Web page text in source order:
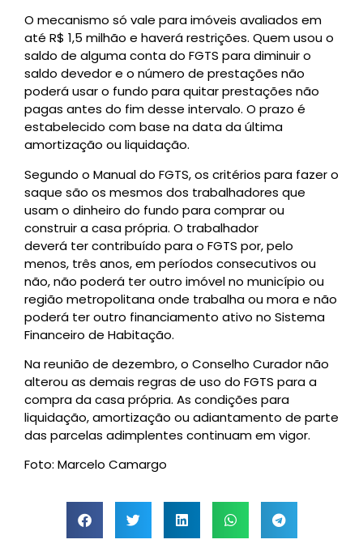
O mecanismo só vale para imóveis avaliados em
até R$ 1,5 milhão e haverá restrições. Quem usou o
saldo de alguma conta do FGTS para diminuir o
saldo devedor e o número de prestações não
poderá usar o fundo para quitar prestações não
pagas antes do fim desse intervalo. O prazo é
estabelecido com base na data da última
amortização ou liquidação.
Segundo o Manual do FGTS, os critérios para fazer o
saque são os mesmos dos trabalhadores que
usam o dinheiro do fundo para comprar ou
construir a casa própria. O trabalhador
deverá ter contribuído para o FGTS por, pelo
menos, três anos, em períodos consecutivos ou
não, não poderá ter outro imóvel no município ou
região metropolitana onde trabalha ou mora e não
poderá ter outro financiamento ativo no Sistema
Financeiro de Habitação.
Na reunião de dezembro, o Conselho Curador não
alterou as demais regras de uso do FGTS para a
compra da casa própria. As condições para
liquidação, amortização ou adiantamento de parte
das parcelas adimplentes continuam em vigor.
Foto: Marcelo Camargo